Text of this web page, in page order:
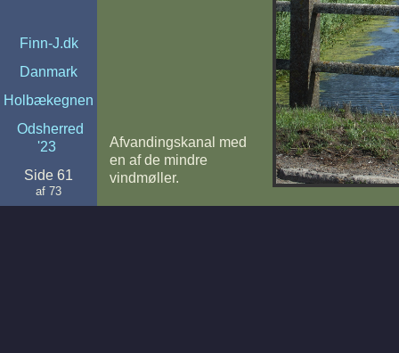
Finn-J.dk
Danmark
Holbækegnen
Odsherred
'23
Side 61
af 73
Afvandingskanal med
en af de mindre
vindmøller.